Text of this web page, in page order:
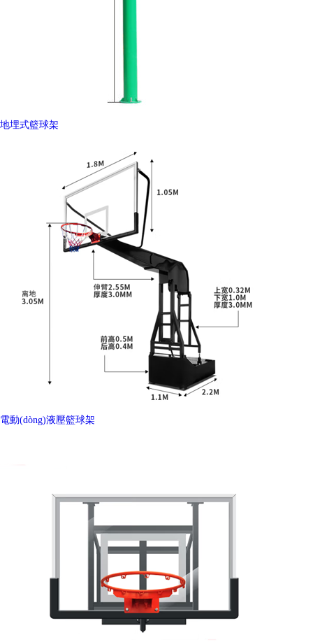
地埋式籃球架
電動(dòng)液壓籃球架